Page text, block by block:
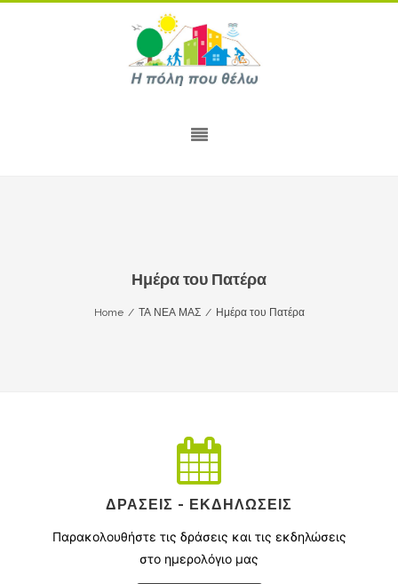
Ημέρα του Πατέρα
Home / ΤΑ ΝΕΑ ΜΑΣ / Ημέρα του Πατέρα
ΔΡΆΣΕΙΣ - ΕΚΔΗΛΏΣΕΙΣ
Παρακολουθήστε τις δράσεις και τις εκδηλώσεις
στο ημερολόγιο μας